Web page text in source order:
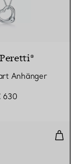
Anhänger
630